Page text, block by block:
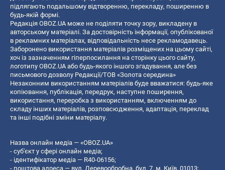
підлягають подальшому відтворенню, перекладу, поширенню в
будь-якій формі.
Редакція OBOZ.UA може не поділяти точку зору, викладену в
авторському матеріалі. За достовірність інформації, опублікованої
в рекламних матеріалах, відповідальність несе рекламодавець.
Заборонено використання матеріалів розміщених на цьому сайті,
хоч із зазначенням гіперпосилання на сторінку цього сайту,
логотипу OBOZ.UA або будь-якого іншого згадування, але без
письмового дозволу Редакції/ТОВ «Золота середина»
Незаконним використанням матеріалів буде вважатися: будь-яке
копiювання, публiкацiя, передрук, наступне поширення,
використання, переробка з використанням, включенням до
складу інших матеріалів, розповсюдження, адаптація, переклад
та інші подібні зміни матеріалу.
Назва онлайн медіа — «OBOZ.UA»
- суб'єкт у сфері онлайн медіа;
- ідентифікатор медіа — R40-06156;
- поштова адреса — вул. Деревообробна, буд. 7, м. Київ, 01013;